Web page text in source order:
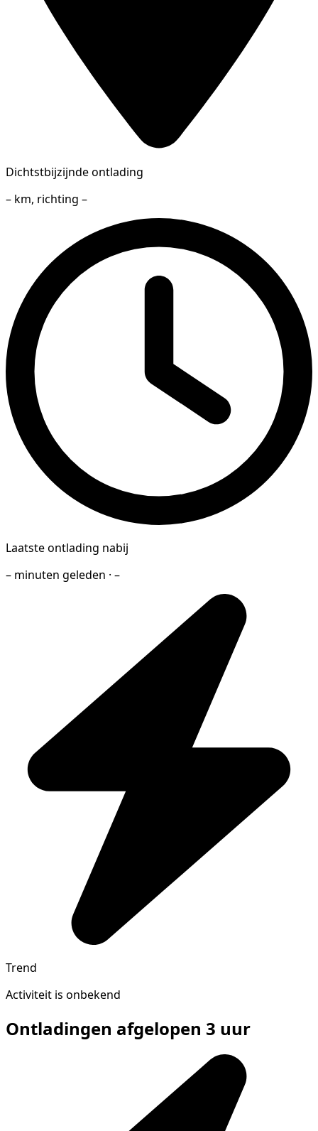
Dichtstbijzijnde ontlading
– km, richting –
Laatste ontlading nabij
– minuten geleden · –
Trend
Activiteit is onbekend
Ontladingen afgelopen 3 uur